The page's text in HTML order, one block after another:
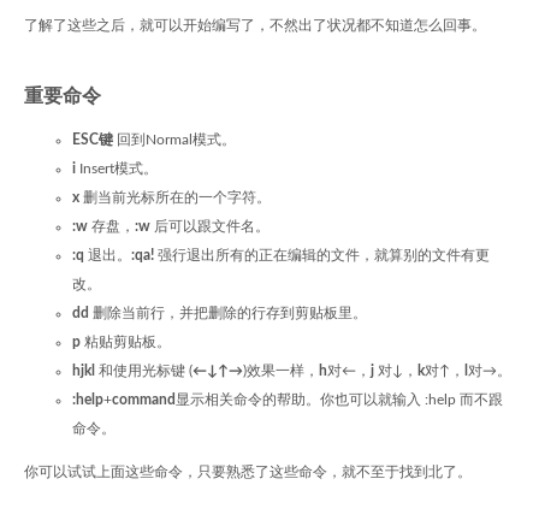
了解了这些之后，就可以开始编写了，不然出了状况都不知道怎么回事。
重要命令
ESC键 回到Normal模式。
i Insert模式。
x 删当前光标所在的一个字符。
:w 存盘， :w 后可以跟文件名。
:q 退出。 :qa! 强行退出所有的正在编辑的文件，就算别的文件有更
改。
dd 删除当前行，并把删除的行存到剪贴板里。
p 粘贴剪贴板。
hjkl 和使用光标键 (←↓↑→)效果一样， h对←， j 对↓， k对↑，
对→。
:help+command 显示相关命令的帮助。你也可以就输入 :help 而不跟
命令。
你可以试试上面这些命令，只要熟悉了这些命令，就不至于找到北了。